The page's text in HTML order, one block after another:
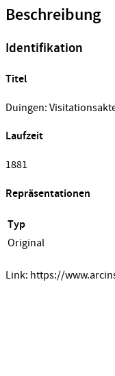
Beschreibung
Identifikation
Titel
Duingen:
Laufzeit
1881
Repräsentationen
Typ
Original
Link: https://